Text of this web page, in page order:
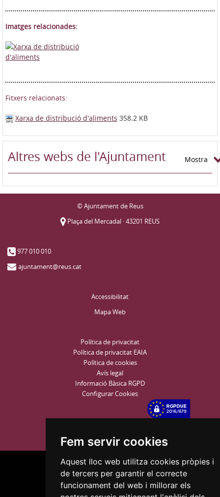
Fem servir cookies
Aquest lloc web utilitza cookies pròpies i
de tercers per garantir el correcte
funcionament del web i millorar els
Imatges relacionades:
Fitxers relacionats:
Xarxa de distribució d'aliments 358.2 KB
Altres webs de l'Ajuntament Mostra
© Ajuntament de Reus
Plaça del Mercadal · 43201 REUS
977 010 010
ajuntament@reus.cat
Accessibilitat
Mapa Web
Política de privacitat
Política de privacitat EAIA
Política de cookies
Avís legal
Informació Bàsica RGPD
Configurar Cookies